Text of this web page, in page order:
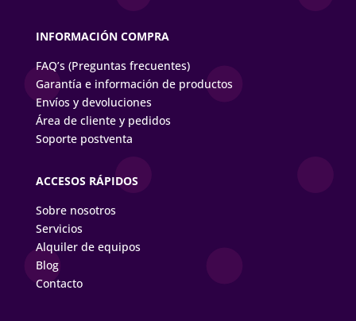
INFORMACIÓN COMPRA
FAQ’s (Preguntas frecuentes)
Garantía e información de productos
Envíos y devoluciones
Área de cliente y pedidos
Soporte postventa
ACCESOS RÁPIDOS
Sobre nosotros
Servicios
Alquiler de equipos
Blog
Contacto